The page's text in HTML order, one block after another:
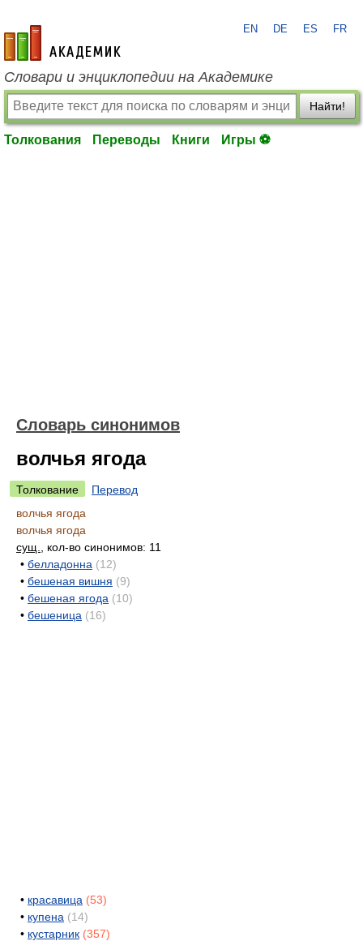
academic.ru
EN DE ES FR
Словари и энциклопедии на Академике
Найти!
Толкования Переводы Книги Игры ⚽
Словарь синонимов
волчья ягода
Толкование
Перевод
волчья ягода
волчья ягода
сущ.
, кол-во синонимов: 11
• белладонна (12)
• бешеная вишня (9)
• бешеная ягода (10)
• бешеница (16)
• красавица (53)
• купена (14)
• кустарник (357)